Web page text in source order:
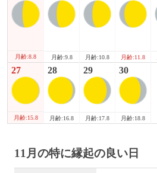
月齢:8.8 月齢:9.8 月齢:10.8 月齢:11.8
27
月齢:15.8
28
月齢:16.8
29
月齢:17.8
30
月齢:18.8
11月の特に縁起の良い日